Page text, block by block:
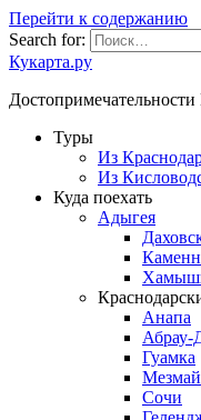
Перейти к содержанию
Search for:
Кукарта.ру
Туры
Из
Из
Куда поехать
Адыгея
Анапа
Абрау-
Гуамка
Мезмай
Сочи